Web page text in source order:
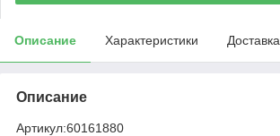
Описание Характеристики Доставка
Описание
Артикул:60161880